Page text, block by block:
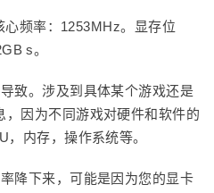
频率：1253MHz。显存位
s。
致。涉及到具体某个游戏还是
，因为不同游戏对硬件和软件的
内存，操作系统等。
降下来，可能是因为您的显卡